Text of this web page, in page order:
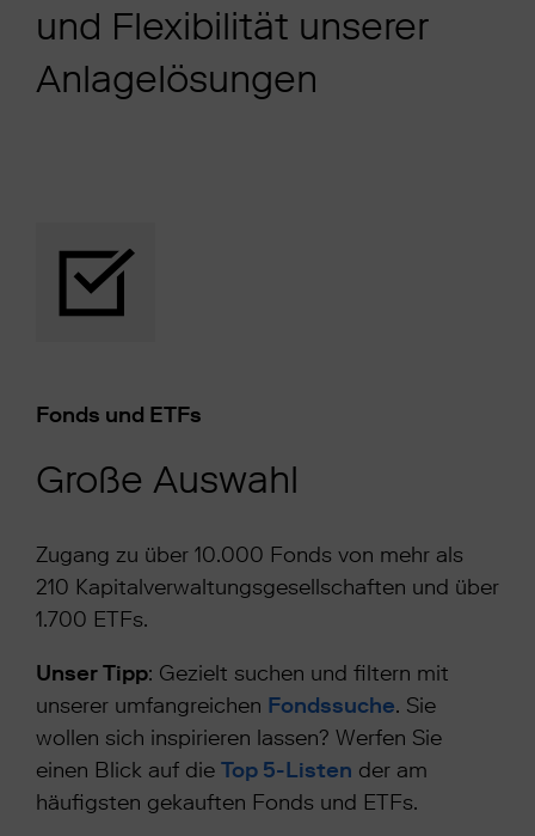
und Flexibilität unserer
Anlagelösungen
Fonds und ETFs
Große Auswahl
Zugang zu über 10.000 Fonds von mehr als
210 Kapitalverwaltungsgesellschaften und über
1.700 ETFs.
Unser Tipp: Gezielt suchen und filtern mit
unserer umfangreichen Fondssuche. Sie
wollen sich inspirieren lassen? Werfen Sie
einen Blick auf die Top 5-Listen der am
häufigsten gekauften Fonds und ETFs.